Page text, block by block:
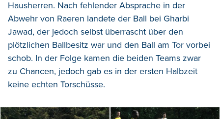
Hausherren. Nach fehlender Absprache in der
Abwehr von Raeren landete der Ball bei Gharbi
Jawad, der jedoch selbst überrascht über den
plötzlichen Ballbesitz war und den Ball am Tor vorbei
schob. In der Folge kamen die beiden Teams zwar
zu Chancen, jedoch gab es in der ersten Halbzeit
keine echten Torschüsse.